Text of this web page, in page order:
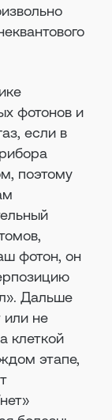
фотонов и
если в
поэтому
фотон, он
Дальше
или не
клеткой
этапе,